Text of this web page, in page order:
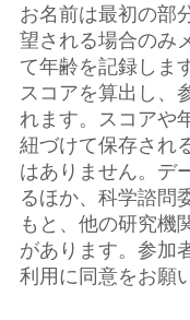
お名前は最初の部
望される場合のみ
て年齢を記録しま
スコアを算出し、
れます。スコアや
紐づけて保存され
はありません。デ
るほか、科学諮問
もと、他の研究機
があります。参加
利用に同意をお願